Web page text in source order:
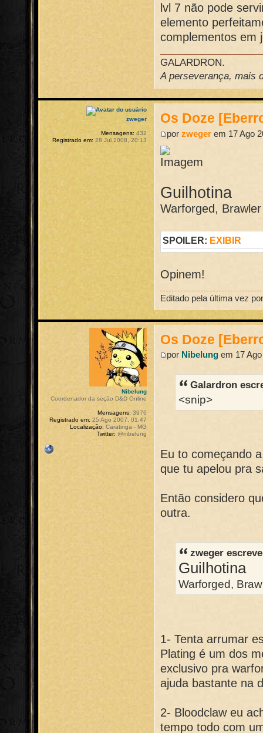
lvl 7 não pode
elemento
complementos em
GALARDRON.
A perseverança, mais
Os Doze
porzweger em 17 Ago
Guilhotina
Warforged,
SPOILER: EXIBIR
Opinem!
Editado pela última vez
zweger
Mensagens: 432
Registrado em: 28 Jul 2008, 20:13
Os Doze
por Nibelung em 17
Galardron
<snip>
Eu to começando
que tu apelou pra
Então considero
outra.
zweger
Guilhotina
Warforged,
1- Tenta arrumar
Plating é um dos
exclusivo pra
ajuda bastante na
2- Bloodclaw eu
tempo todo com
Nibelung
Coordenador da seção D&D Online
Mensagens: 3976
Registrado em: 25 Ago 2007, 01:47
Localização: Caratinga - MG
Twitter: @nibelung